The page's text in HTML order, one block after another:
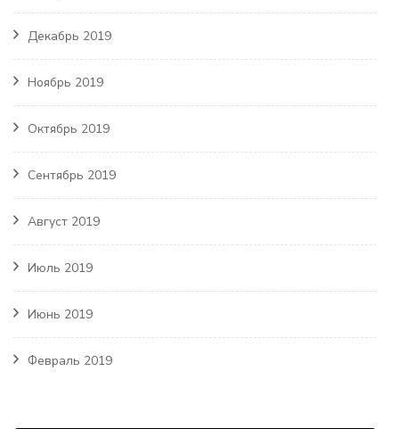
Декабрь 2019
Ноябрь 2019
Октябрь 2019
Сентябрь 2019
Август 2019
Июль 2019
Июнь 2019
Февраль 2019